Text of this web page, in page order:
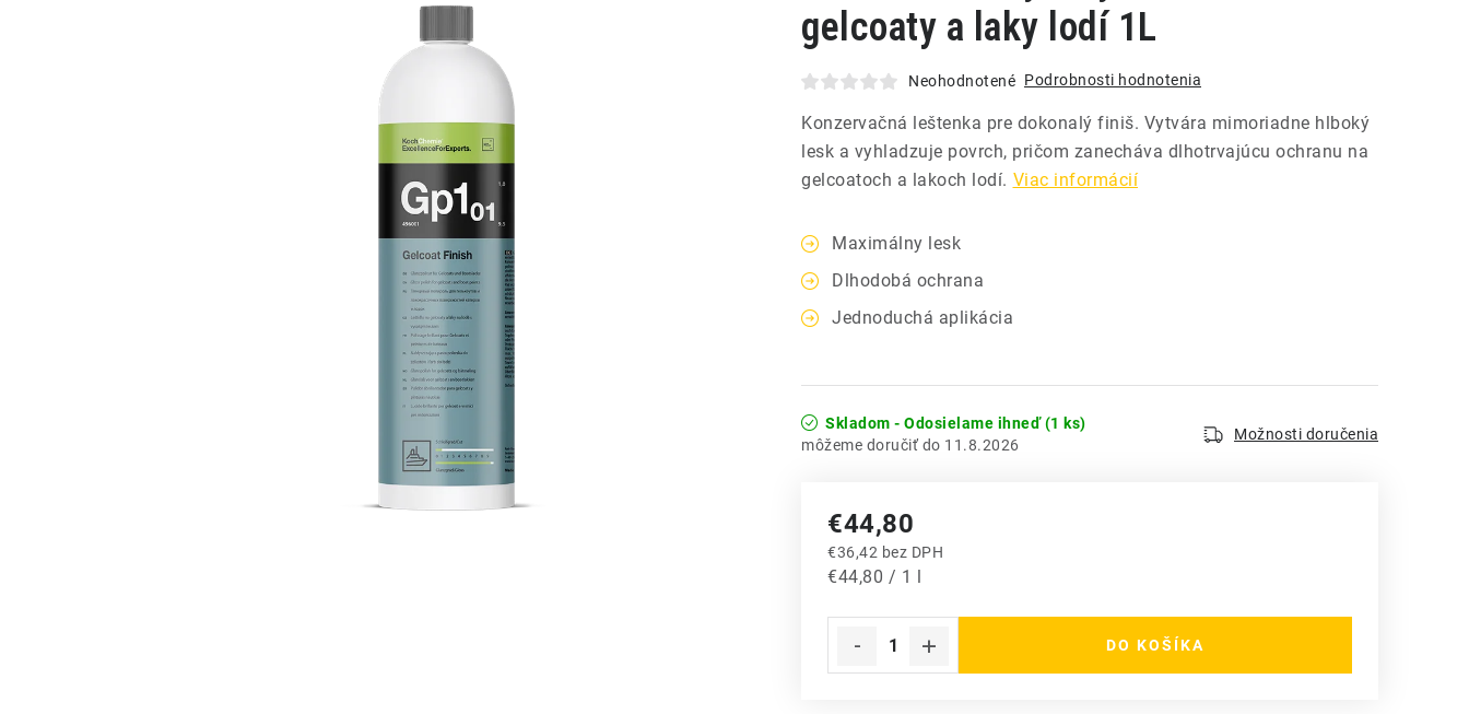
gelcoaty a laky lodí 1L
Neohodnotené Podrobnosti hodnotenia
Konzervačná leštenka pre dokonalý finiš. Vytvára mimoriadne hlboký
lesk a vyhladzuje povrch, pričom zanecháva dlhotrvajúcu ochranu na
gelcoatoch a lakoch lodí. Viac informácií
Maximálny lesk
Dlhodobá ochrana
Jednoduchá aplikácia
Skladom - Odosielame ihneď(1 ks)
11.8.2026
Možnosti doručenia
€44,80
€36,42 bez DPH
Jednotková cena:
€44,80 / 1 l
DO KOŠÍKA